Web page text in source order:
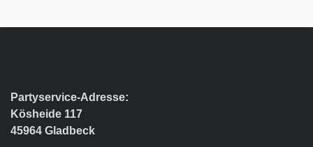
Partyservice-Adresse:
Kösheide 117
45964 Gladbeck